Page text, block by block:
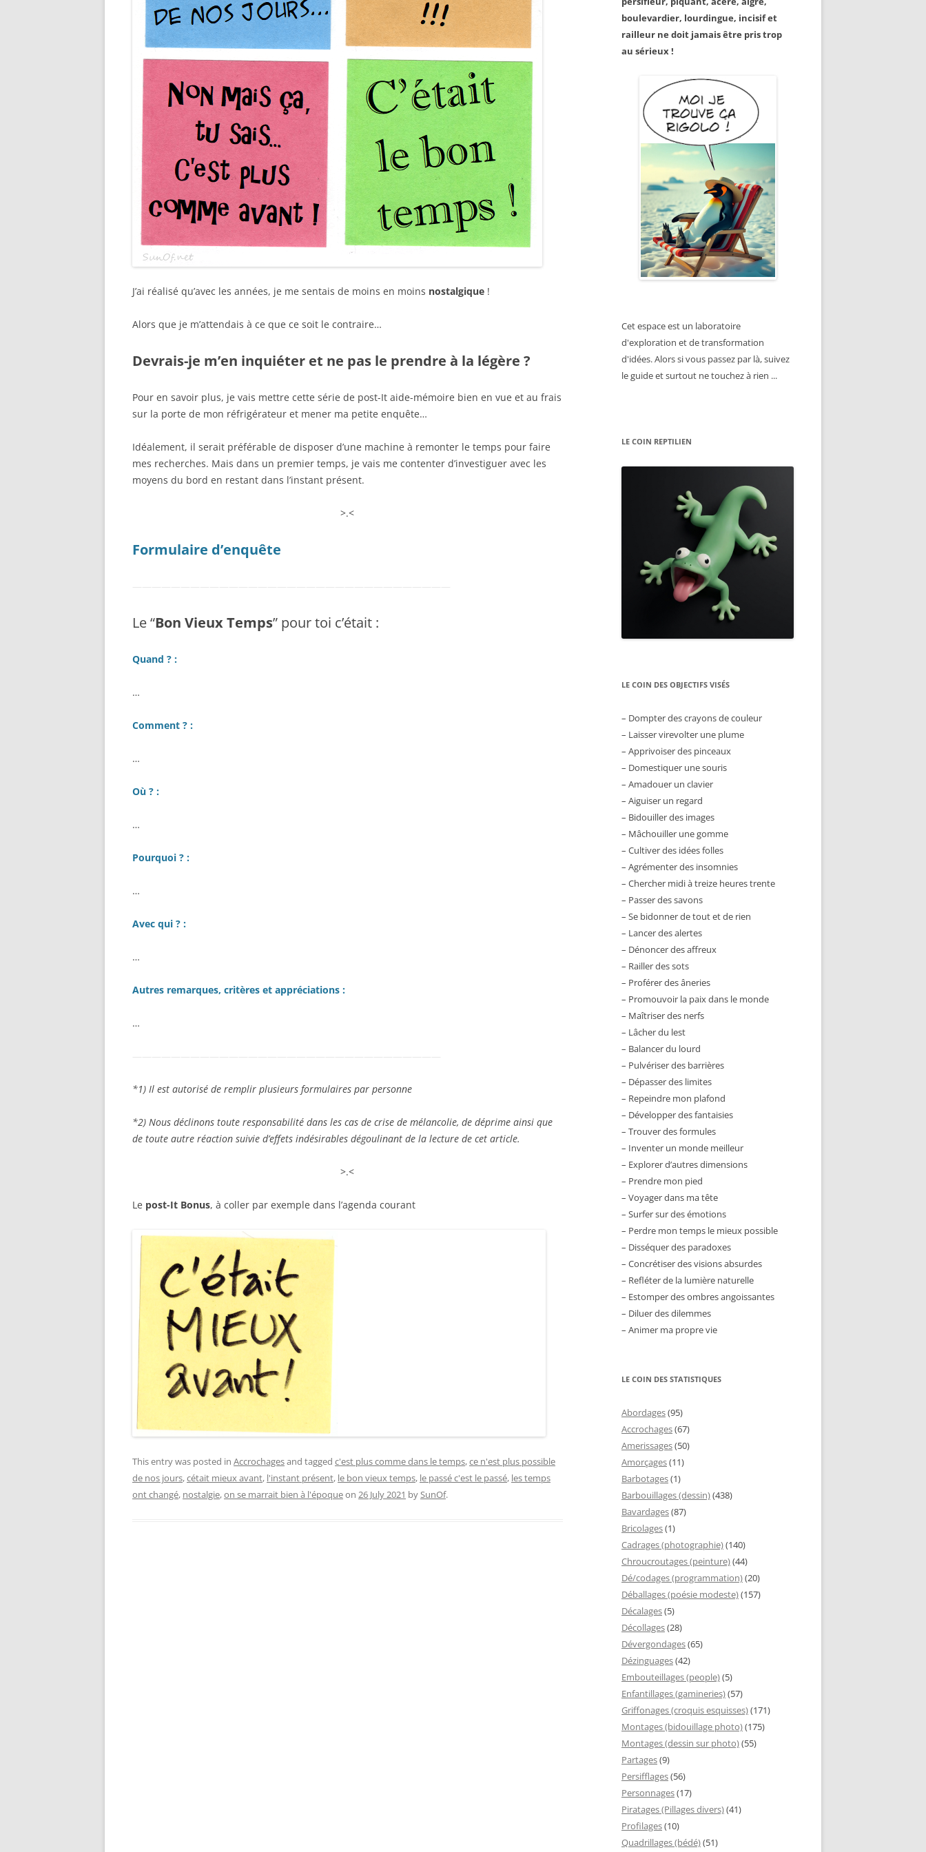
J’ai réalisé qu’avec les années, je me sentais de moins en moins nostalgique !
Alors que je m’attendais à ce que ce soit le contraire…
Devrais-je m’en inquiéter et ne pas le prendre à la légère ?
Pour en savoir plus, je vais mettre cette série de post-It aide-mémoire bien en vue et au frais
sur la porte de mon réfrigérateur et mener ma petite enquête…
Idéalement, il serait préférable de disposer d’une machine à remonter le temps pour faire
mes recherches. Mais dans un premier temps, je vais me contenter d’investiguer avec les
moyens du bord en restant dans l’instant présent.
>.<
Formulaire d’enquête
—————————————————————————————————
Le “Bon Vieux Temps” pour toi c’était :
Quand ? :
…
Comment ? :
…
Où ? :
…
Pourquoi ? :
…
Avec qui ? :
…
Autres remarques, critères et appréciations :
…
————————————————————————————————
*1) Il est autorisé de remplir plusieurs formulaires par personne
*2) Nous déclinons toute responsabilité dans les cas de crise de mélancolie, de déprime ainsi que
de toute autre réaction suivie d’effets indésirables dégoulinant de la lecture de cet article.
>.<
Le post-It Bonus, à coller par exemple dans l’agenda courant
This entry was posted in Accrochagesand tagged c'est plus comme dans le temps,ce n'est plus possible
de nos jours,cétait mieux avant, l'instant présent, le bon vieux temps, le passé c'est le passé, les temps
ont changé, nostalgie,on se marrait bien à l'époqueon 26 July 2021 bySunOf.
boulevardier, lourdingue, incisif et
railleur ne doit jamais être pris trop
au sérieux !
Cet espace est un laboratoire
d'exploration et de transformation
d'idées. Alors si vous passez par là, suivez
le guide et surtout ne touchez à rien ...
LE COIN REPTILIEN
LE COIN DES OBJECTIFS VISÉS
– Dompter des crayons de couleur
– Laisser virevolter une plume
– Apprivoiser des pinceaux
– Domestiquer une souris
– Amadouer un clavier
– Aiguiser un regard
– Bidouiller des images
– Mâchouiller une gomme
– Cultiver des idées folles
– Agrémenter des insomnies
– Chercher midi à treize heures trente
– Passer des savons
– Se bidonner de tout et de rien
– Lancer des alertes
– Dénoncer des affreux
– Railler des sots
– Proférer des âneries
– Promouvoir la paix dans le monde
– Maîtriser des nerfs
– Lâcher du lest
– Balancer du lourd
– Pulvériser des barrières
– Dépasser des limites
– Repeindre mon plafond
– Développer des fantaisies
– Trouver des formules
– Inventer un monde meilleur
– Explorer d’autres dimensions
– Prendre mon pied
– Voyager dans ma tête
– Surfer sur des émotions
– Perdre mon temps le mieux possible
– Disséquer des paradoxes
– Concrétiser des visions absurdes
– Refléter de la lumière naturelle
– Estomper des ombres angoissantes
– Diluer des dilemmes
– Animer ma propre vie
LE COIN DES STATISTIQUES
Abordages(95)
Accrochages(67)
Amerissages(50)
Amorçages(11)
Barbotages(1)
Barbouillages (dessin)(438)
Bavardages(87)
Bricolages(1)
Cadrages (photographie)(140)
Chroucroutages (peinture)(44)
Dé/codages (programmation)(20)
Déballages (poésie modeste)(157)
Décalages(5)
Décollages(28)
Dévergondages(65)
Dézinguages(42)
Embouteillages (people)(5)
Enfantillages (gamineries)(57)
Griffonages (croquis esquisses)(171)
Montages (bidouillage photo)(175)
Montages (dessin sur photo)(55)
Partages(9)
Persifflages(56)
Personnages(17)
Piratages (Pillages divers)(41)
Profilages(10)
Quadrillages (bédé)(51)